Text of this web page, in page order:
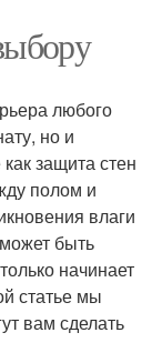
любого
но и
защита стен
полом и
влаги
быть
начинает
статье мы
вам сделать